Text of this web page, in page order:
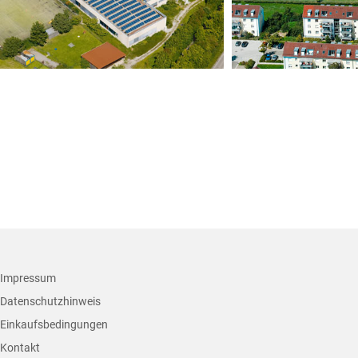
+
Impressum
Datenschutzhinweis
Einkaufsbedingungen
Kontakt